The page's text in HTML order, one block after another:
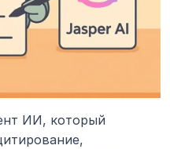
ИИ, который